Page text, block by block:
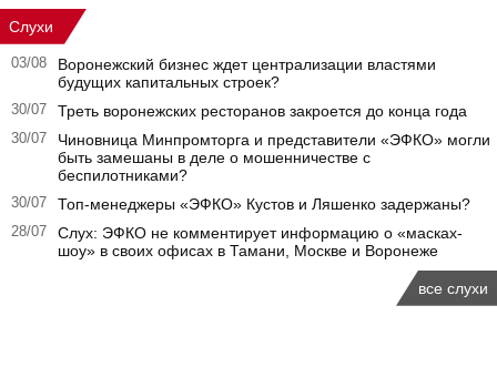
Слухи
03/08
Воронежский бизнес ждет централизации властями
будущих капитальных строек?
30/07 Треть воронежских ресторанов закроется до конца года
30/07
Чиновница Минпромторга и представители «ЭФКО» могли
быть замешаны в деле о мошенничестве с
беспилотниками?
30/07 Топ-менеджеры «ЭФКО» Кустов и Ляшенко задержаны?
28/07
Слух: ЭФКО не комментирует информацию о «масках-
шоу» в своих офисах в Тамани, Москве и Воронеже
все слухи